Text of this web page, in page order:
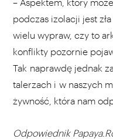
podczas izolacji jest
wielu wypraw, czy to
konflikty pozornie
Tak naprawdę jednak
talerzach i w naszych
żywność, która nam
Odpowiednik